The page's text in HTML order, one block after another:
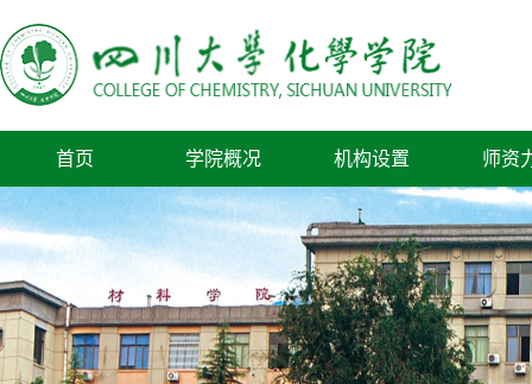
首页 学院概况 机构设置 师资